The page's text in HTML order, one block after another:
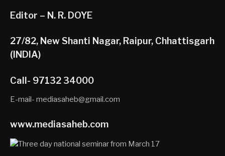
Editor – N. R. DOYE
27/82, New Shanti Nagar, Raipur, Chhattisgarh
(INDIA)
Call- 97132 34000
E-mail- mediasaheb@gmail.com
www.mediasaheb.com